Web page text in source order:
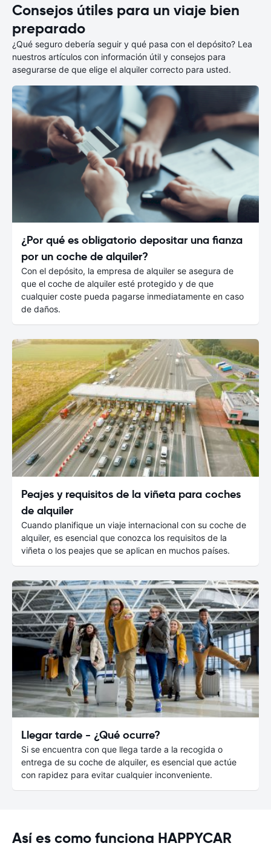
Consejos útiles para un viaje bien
preparado
¿Qué seguro debería seguir y qué pasa con el depósito? Lea
nuestros artículos con información útil y consejos para
asegurarse de que elige el alquiler correcto para usted.
¿Por qué es obligatorio depositar una fianza
por un coche de alquiler?
Con el depósito, la empresa de alquiler se asegura de
que el coche de alquiler esté protegido y de que
cualquier coste pueda pagarse inmediatamente en caso
de daños.
Peajes y requisitos de la viñeta para coches
de alquiler
Cuando planifique un viaje internacional con su coche de
alquiler, es esencial que conozca los requisitos de la
viñeta o los peajes que se aplican en muchos países.
Llegar tarde - ¿Qué ocurre?
Si se encuentra con que llega tarde a la recogida o
entrega de su coche de alquiler, es esencial que actúe
con rapidez para evitar cualquier inconveniente.
Así es como funciona HAPPYCAR